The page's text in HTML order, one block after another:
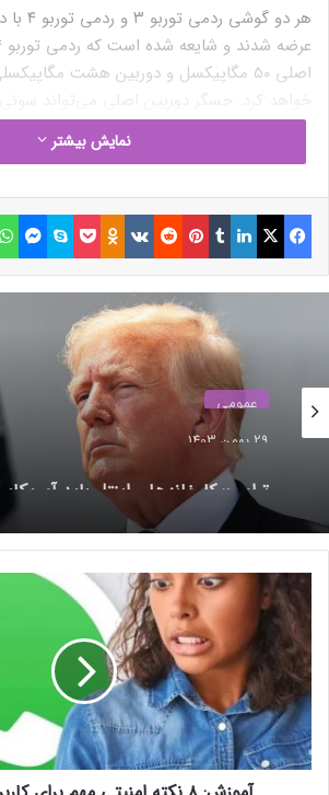
هر دو
اصلی ۵۰ مگاپیکسل و دوربین هشت
۱/۱٫۹۵ اینچ باشد که در گوشی آیکو Neo 10R نیز وجود دارد.
نوشته های مشابه
رسید؛ زنگ خطر
11 آبان 1403
(بدون عنوان)
14 تیر 1403
نمایش بیشتر
فیسبوک ایکس لینکداین تامبلر پینتریست Reddit
VKontakte
Odnoklassniki پاکت اسکایپ مسنجر
عمومی
29 بهمن 1403
ترامپ: کارخانه‌های اینتل باید
همکاری با TSMC در هاله‌ای از ابهام
م
ز
ش
:
۸
ن
ک